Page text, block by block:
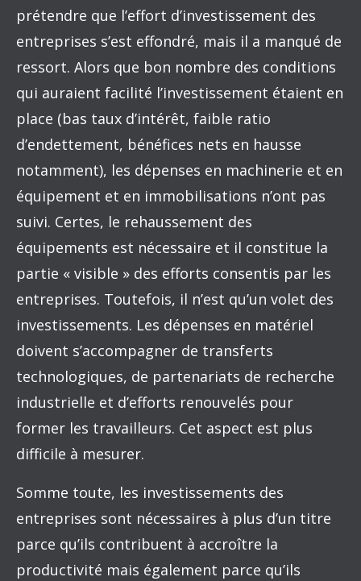
prétendre que l’effort d’investissement des
entreprises s’est effondré, mais il a manqué de
ressort. Alors que bon nombre des conditions
qui auraient facilité l’investissement étaient en
place (bas taux d’intérêt, faible ratio
d’endettement, bénéfices nets en hausse
notamment), les dépenses en machinerie et en
équipement et en immobilisations n’ont pas
suivi. Certes, le rehaussement des
équipements est nécessaire et il constitue la
partie « visible » des efforts consentis par les
entreprises. Toutefois, il n’est qu’un volet des
investissements. Les dépenses en matériel
doivent s’accompagner de transferts
technologiques, de partenariats de recherche
industrielle et d’efforts renouvelés pour
former les travailleurs. Cet aspect est plus
difficile à mesurer.
Somme toute, les investissements des
entreprises sont nécessaires à plus d’un titre
parce qu’ils contribuent à accroître la
productivité mais également parce qu’ils